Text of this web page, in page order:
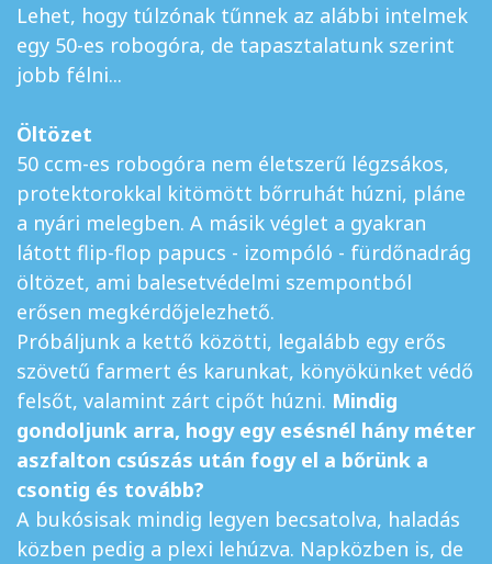
Lehet, hogy túlzónak tűnnek az alábbi intelmek
egy 50-es robogóra, de tapasztalatunk szerint
jobb félni...
Öltözet
50 ccm-es robogóra nem életszerű légzsákos,
protektorokkal kitömött bőrruhát húzni, pláne
a nyári melegben. A másik véglet a gyakran
látott flip-flop papucs - izompóló - fürdőnadrág
öltözet, ami balesetvédelmi szempontból
erősen megkérdőjelezhető.
Próbáljunk a kettő közötti, legalább egy erős
szövetű farmert és karunkat, könyökünket védő
felsőt, valamint zárt cipőt húzni. Mindig
gondoljunk arra, hogy egy esésnél hány méter
aszfalton csúszás után fogy el a bőrünk a
csontig és tovább?
A bukósisak mindig legyen becsatolva, haladás
közben pedig a plexi lehúzva. Napközben is, de